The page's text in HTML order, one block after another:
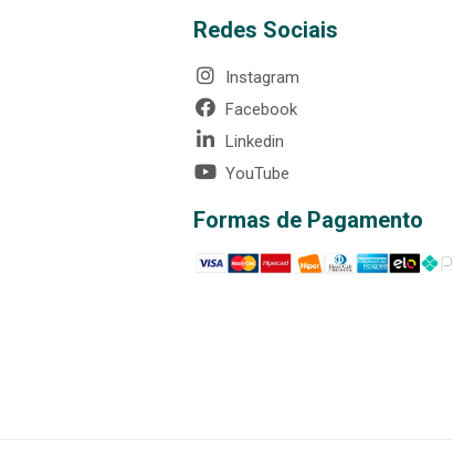
Redes Sociais
Instagram
Facebook
Linkedin
YouTube
Formas de Pagamento